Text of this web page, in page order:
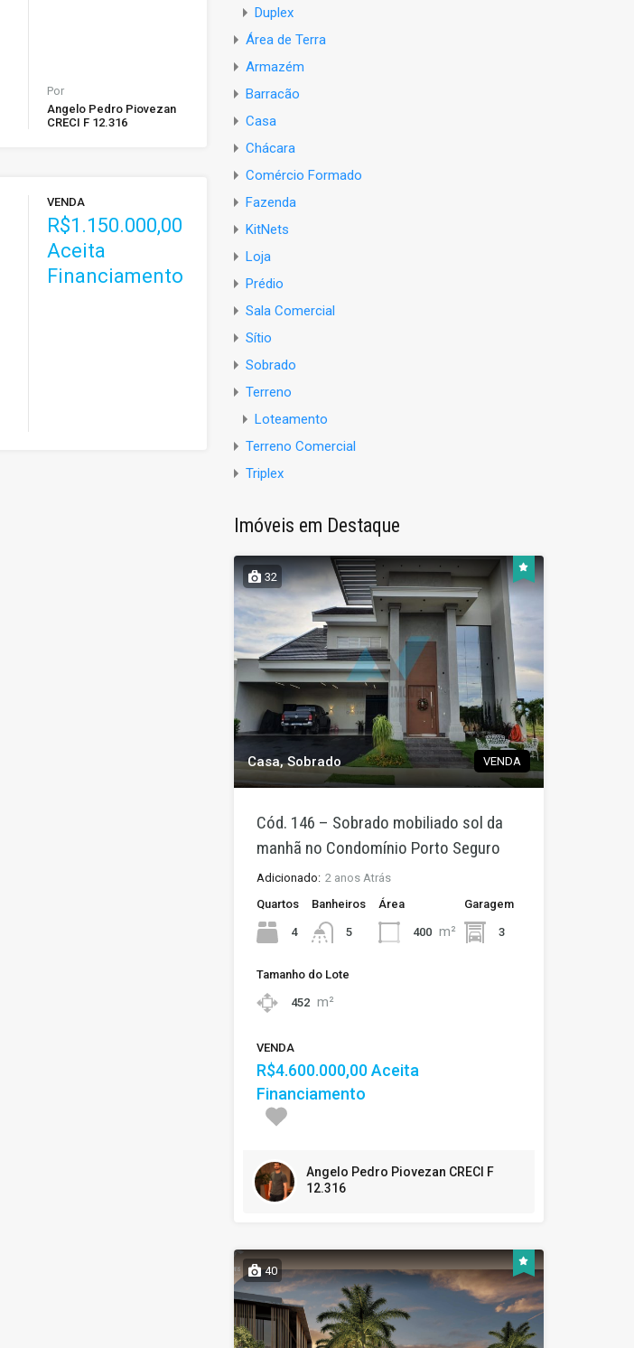
Por
Angelo Pedro Piovezan
CRECI F 12.316
VENDA
R$1.150.000,00
Aceita
Financiamento
Duplex
Área de Terra
Armazém
Barracão
Casa
Chácara
Comércio Formado
Fazenda
KitNets
Loja
Prédio
Sala Comercial
Sítio
Sobrado
Terreno
Loteamento
Terreno Comercial
Triplex
Imóveis em Destaque
32
Casa, Sobrado VENDA
Cód. 146 – Sobrado mobiliado sol da
manhã no Condomínio Porto Seguro
Adicionado: 2 anos Atrás
Quartos
4
Banheiros
5
Área
400 m²
Garagem
3
Tamanho do Lote
452 m²
VENDA
R$4.600.000,00 Aceita
Financiamento
Angelo Pedro Piovezan CRECI F
12.316
40